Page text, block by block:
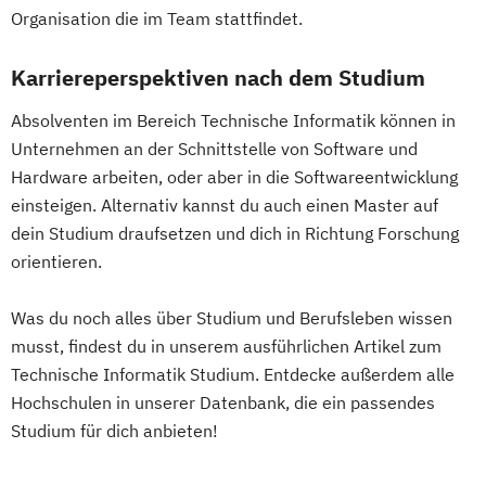
Erwachsenenbildung
Eventmanagement Facility Management
Finance
Accounting und Taxation (DE/EN)
Finanzmanagement
Finanzmanagement für Bankkaufleute
Fintech Fitnessökonomie
Game Design
Gartenbau
Gesundheitsmanagement
Gesundheitspsychologie
Gesundheitspädagogik
Organisation die im Team stattfindet.
Karriereperspektiven nach dem Studium
Absolventen im Bereich Technische Informatik können in
Unternehmen an der Schnittstelle von Software und
Hardware arbeiten, oder aber in die Softwareentwicklung
einsteigen. Alternativ kannst du auch einen Master auf
dein Studium draufsetzen und dich in Richtung Forschung
orientieren.
Was du noch alles über Studium und Berufsleben wissen
musst, findest du in unserem ausführlichen Artikel zum
Technische Informatik Studium. Entdecke außerdem alle
Hochschulen in unserer Datenbank, die ein passendes
Studium für dich anbieten!